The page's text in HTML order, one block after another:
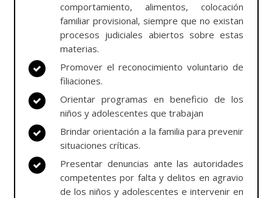
comportamiento, alimentos, colocación
familiar provisional, siempre que no existan
procesos judiciales abiertos sobre estas
materias.
Promover el reconocimiento voluntario de
filiaciones.
Orientar programas en beneficio de los
niños y adolescentes que trabajan
Brindar orientación a la familia para prevenir
situaciones críticas.
Presentar denuncias ante las autoridades
competentes por falta y delitos en agravio
de los niños y adolescentes e intervenir en